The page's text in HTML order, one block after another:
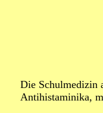
Die Schulmedizin
Antihistaminika,